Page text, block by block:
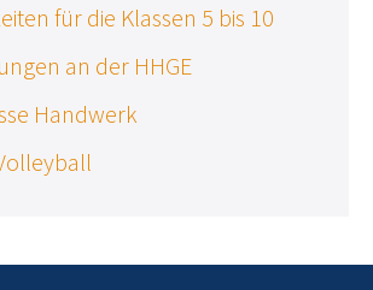
für die Klassen 5 bis 10
an der HHGE
Handwerk